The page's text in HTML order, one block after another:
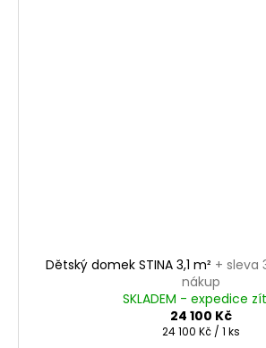
Dětský domek STINA 3,1 m² + sleva
nákup
SKLADEM - expedice
24 100 Kč
Měrná
24 100 Kč / 1 ks